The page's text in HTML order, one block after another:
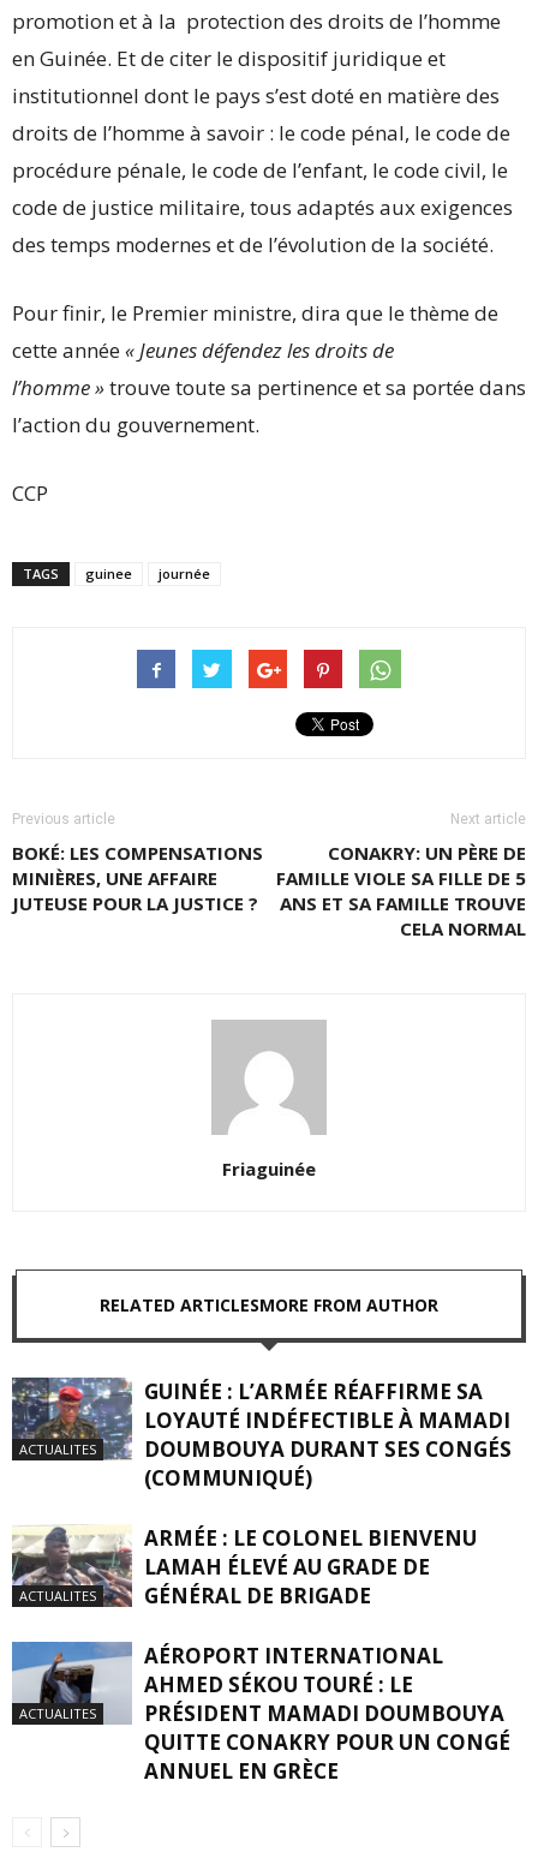
promotion et à la protection des droits de l’homme
en Guinée. Et de citer le dispositif juridique et
institutionnel dont le pays s’est doté en matière des
droits de l’homme à savoir : le code pénal, le code de
procédure pénale, le code de l’enfant, le code civil, le
code de justice militaire, tous adaptés aux exigences
des temps modernes et de l’évolution de la société.
Pour finir, le Premier ministre, dira que le thème de
cette année« Jeunes défendez les droits de
l’homme »trouve toute sa pertinence et sa portée dans
l’action du gouvernement.
CCP
TAGS guinee journée
Previous article
BOKÉ: LES COMPENSATIONS
MINIÈRES, UNE AFFAIRE
JUTEUSE POUR LA JUSTICE ?
Next article
CONAKRY: UN PÈRE DE
FAMILLE VIOLE SA FILLE DE 5
ANS ET SA FAMILLE TROUVE
CELA NORMAL
Friaguinée
RELATED ARTICLESMORE FROM AUTHOR
ACTUALITES
GUINÉE : L’ARMÉE RÉAFFIRME SA
LOYAUTÉ INDÉFECTIBLE À MAMADI
DOUMBOUYA DURANT SES CONGÉS
(COMMUNIQUÉ)
ACTUALITES
ARMÉE : LE COLONEL BIENVENU
LAMAH ÉLEVÉ AU GRADE DE
GÉNÉRAL DE BRIGADE
ACTUALITES
AÉROPORT INTERNATIONAL
AHMED SÉKOU TOURÉ : LE
PRÉSIDENT MAMADI DOUMBOUYA
QUITTE CONAKRY POUR UN CONGÉ
ANNUEL EN GRÈCE